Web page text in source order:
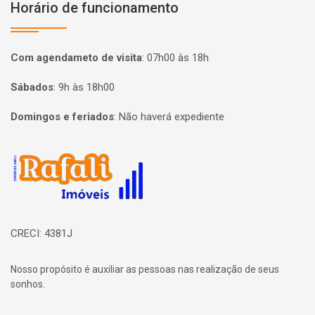
Horário de funcionamento
Com agendameto de visita: 07h00 às 18h
Sábados: 9h às 18h00
Domingos e feriados: Não haverá expediente
Página inicial
CRECI: 4381J
Nosso propósito é auxiliar as pessoas nas realização de seus
sonhos.